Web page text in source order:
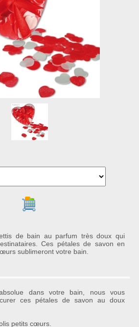
Ajouter au panier
de bain au parfum très doux qui
Ces pétales de savon en
sublimeront votre bain.
dans votre bain, nous vous
ces pétales de savon audoux
petits cœurs.